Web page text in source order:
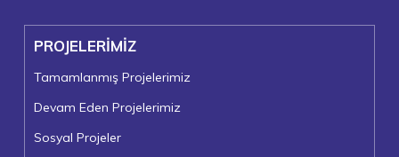
PROJELERİMİZ
Tamamlanmış Projelerimiz
Devam Eden Projelerimiz
Sosyal Projeler